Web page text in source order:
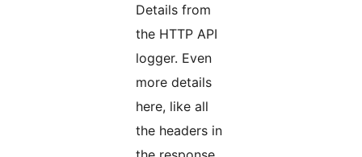
Details from
the HTTP API
logger. Even
more details
here, like all
the headers in